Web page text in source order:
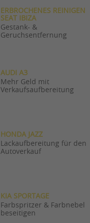
ERBROCHENES REINIGEN
SEAT IBIZA
Gestank- &
Geruchsentfernung
AUDI A3
Mehr Geld mit
Verkaufsaufbereitung
HONDA JAZZ
Lackaufbereitung für den
Autoverkauf
KIA SPORTAGE
Farbspritzer & Farbnebel
beseitigen